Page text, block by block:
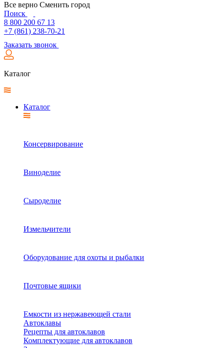
Все верно Сменить город
Поиск
8 800 200 67 13
+7 (861) 238-70-21
Заказать звонок
Каталог
Каталог
Консервирование
Виноделие
Сыроделие
Измельчители
Оборудование для охоты и рыбалки
Почтовые ящики
Емкости из нержавеющей стали
Автоклавы
Рецепты для автоклавов
Комплектующие для автоклавов